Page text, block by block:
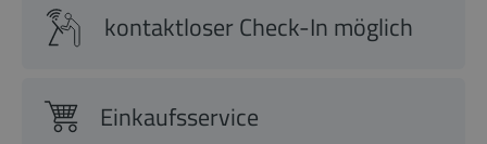
kontaktloser Check-In möglich
Einkaufsservice